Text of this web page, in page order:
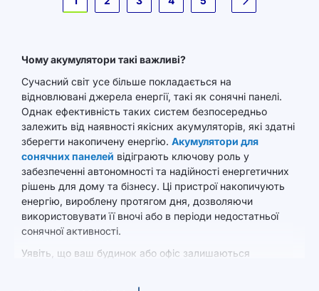
Наступне
Чому акумулятори такі важливі?
Сучасний світ усе більше покладається на
відновлювані джерела енергії, такі як сонячні панелі.
Однак ефективність таких систем безпосередньо
залежить від наявності якісних акумуляторів, які здатні
зберегти накопичену енергію. Акумулятори для
сонячних панелей відіграють ключову роль у
забезпеченні автономності та надійності енергетичних
рішень для дому та бізнесу. Ці пристрої накопичують
енергію, вироблену протягом дня, дозволяючи
використовувати її вночі або в періоди недостатньої
сонячної активності.
Уявіть, що ваш будинок або офіс залишаються